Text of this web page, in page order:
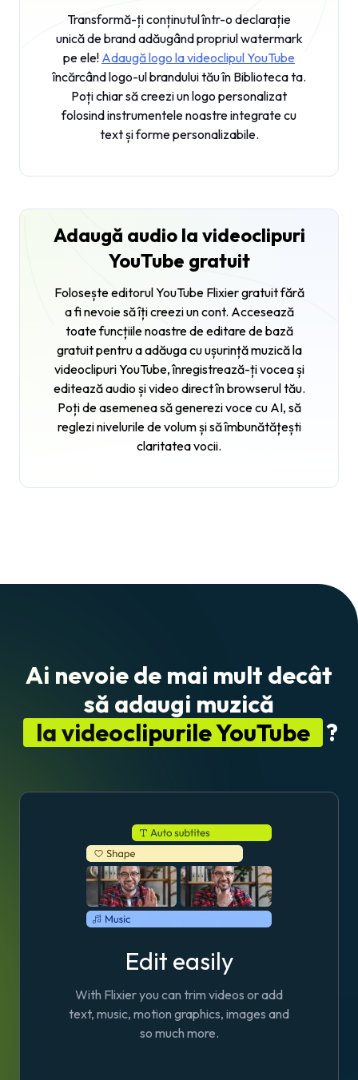
Transformă-ți conținutul într-o declarație
unică de brand adăugând propriul watermark
pe ele! Adaugă logo la videoclipul YouTube
încărcând logo-ul brandului tău în Biblioteca ta.
Poți chiar să creezi un logo personalizat
folosind instrumentele noastre integrate cu
text și forme personalizabile.
Adaugă audio la videoclipuri
YouTube gratuit
Folosește editorul YouTube Flixier gratuit fără
a fi nevoie să îți creezi un cont. Accesează
toate funcțiile noastre de editare de bază
gratuit pentru a adăuga cu ușurință muzică la
videoclipuri YouTube, înregistrează-ți vocea și
editează audio și video direct în browserul tău.
Poți de asemenea să generezi voce cu AI, să
reglezi nivelurile de volum și să îmbunătățești
claritatea vocii.
Ai nevoie de mai mult decât
să adaugi muzică
la videoclipurile YouTube ?
Edit easily
With Flixier you can trim videos or add
text, music, motion graphics, images and
so much more.